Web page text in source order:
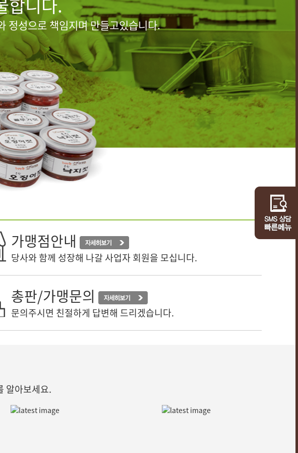
정성으로 책임지며 만들고있습니다.
가맹점안내
당사와 함께 성장해 나갈 사업자 회원을 모십니다.
총판/가맹문의
문의주시면 친절하게 답변해 드리겠습니다.
알아보세요.